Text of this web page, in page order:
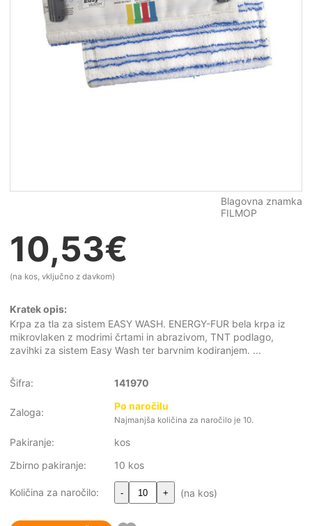
Blagovna znamka
FILMOP
10,53€
(na kos, vključno z davkom)
Kratek opis:
Krpa za tla za sistem EASY WASH. ENERGY-FUR bela krpa iz
mikrovlaken z modrimi črtami in abrazivom, TNT podlago,
zavihki za sistem Easy Wash ter barvnim kodiranjem. ...
Šifra: 141970
Zaloga:
Po naročilu
Najmanjša količina za naročilo je 10.
Pakiranje:
kos
Zbirno pakiranje:
10 kos
Količina za naročilo: - + (na kos)